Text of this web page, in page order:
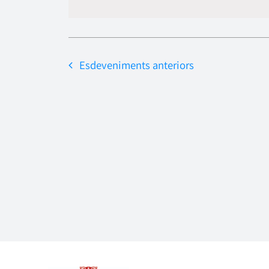
Esdeveniments anteriors